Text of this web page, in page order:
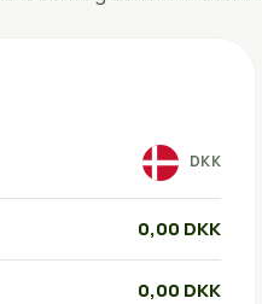
DKK
0,00 DKK
0,00 DKK